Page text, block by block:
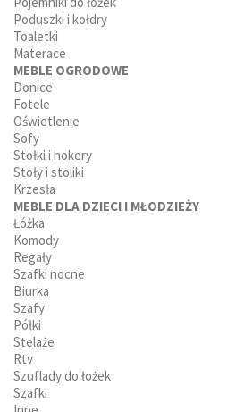
Poduszki i kołdry
Toaletki
Materace
MEBLE OGRODOWE
Donice
Fotele
Oświetlenie
Sofy
Stołki i hokery
Stoły i stoliki
Krzesła
MEBLE DLA DZIECI I MŁODZIEŻY
Łóżka
Komody
Regały
Szafki nocne
Biurka
Szafy
Półki
Stelaże
Rtv
Szuflady do łożek
Szafki